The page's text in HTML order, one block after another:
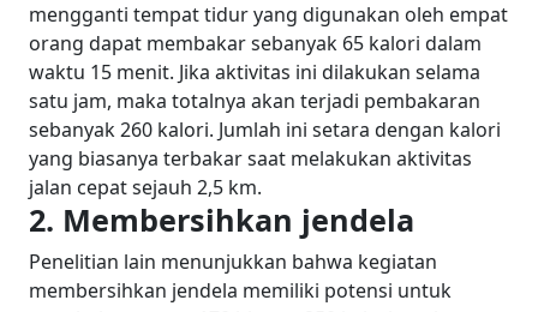
mengganti tempat tidur yang digunakan oleh empat
orang dapat membakar sebanyak 65 kalori dalam
waktu 15 menit. Jika aktivitas ini dilakukan selama
satu jam, maka totalnya akan terjadi pembakaran
sebanyak 260 kalori. Jumlah ini setara dengan kalori
yang biasanya terbakar saat melakukan aktivitas
jalan cepat sejauh 2,5 km.
2. Membersihkan jendela
Penelitian lain menunjukkan bahwa kegiatan
membersihkan jendela memiliki potensi untuk